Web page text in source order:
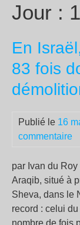
Jour :
En
83 fois
Publié le 16
commentaire
par Ivan du
Araqib, situé à
Sheva, dans le
record : celui
nombre de fois